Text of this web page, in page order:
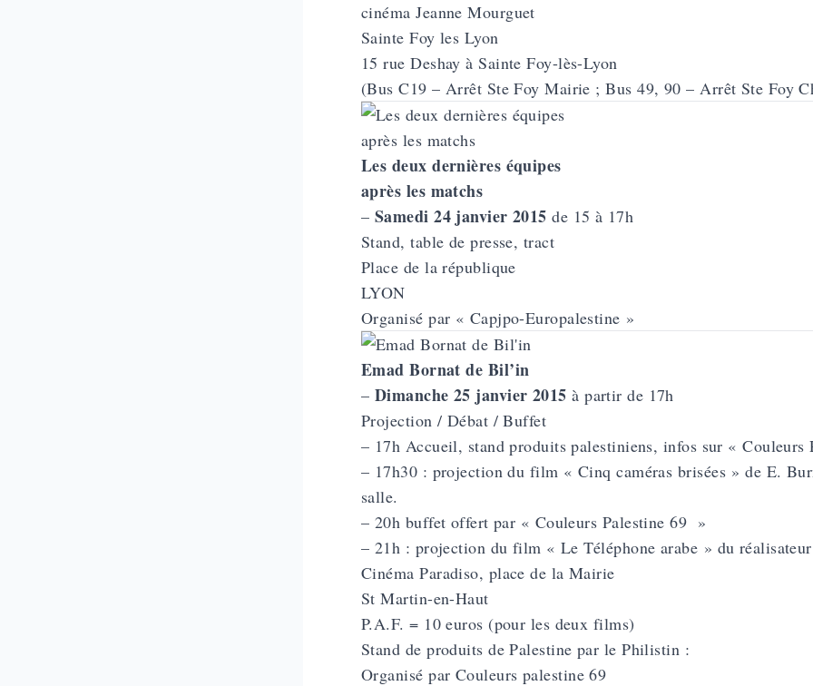
cinéma Jeanne Mourguet
Sainte Foy les Lyon
15 rue Deshay à Sainte Foy-lès-Lyon
(Bus C19 – Arrêt Ste Foy Mairie ; Bus 49, 90 – Arrêt Ste Foy
Les deux dernières équipes
après les matchs
– Samedi 24 janvier 2015 de 15 à 17h
Stand, table de presse, tract
Place de la république
LYON
Organisé par « Capjpo-Europalestine »
Emad Bornat de Bil’in
– Dimanche 25 janvier 2015 à partir de 17h
Projection / Débat / Buffet
– 17h Accueil, stand produits palestiniens, infos sur « Couleurs
– 17h30 : projection du film « Cinq caméras brisées » de E.
salle.
– 20h buffet offert par « Couleurs Palestine 69 »
– 21h : projection du film « Le Téléphone arabe » du
Cinéma Paradiso, place de la Mairie
St Martin-en-Haut
P.A.F. = 10 euros (pour les deux films)
Stand de produits de Palestine par le Philistin :
Organisé par Couleurs palestine 69